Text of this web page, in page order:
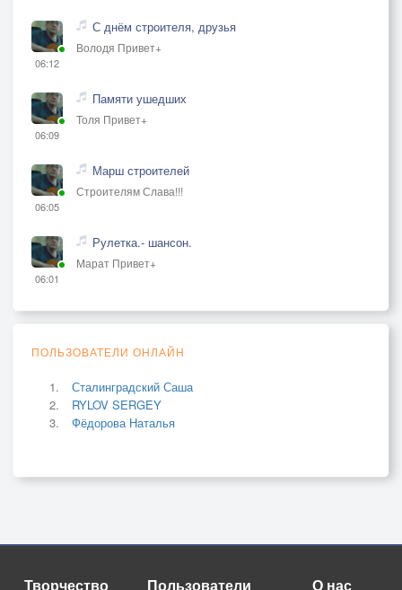
06:12
С днём строителя, друзья
Володя Привет+
06:09
Памяти ушедших
Толя Привет+
06:05
Марш строителей
Строителям Слава!!!
06:01
Рулетка.- шансон.
Марат Привет+
ПОЛЬЗОВАТЕЛИ ОНЛАЙН
Сталинградский Саша
RYLOV SERGEY
Фёдорова Наталья
Творчество Пользователи О нас